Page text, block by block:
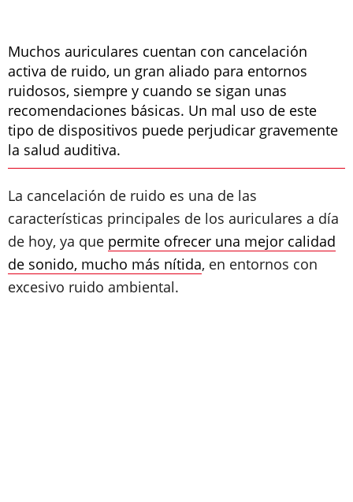
Muchos auriculares cuentan con cancelación
activa de ruido, un gran aliado para entornos
ruidosos, siempre y cuando se sigan unas
recomendaciones básicas. Un mal uso de este
tipo de dispositivos puede perjudicar gravemente
la salud auditiva.
La cancelación de ruido es una de las
características principales de los auriculares a día
de hoy, ya que permite ofrecer una mejor calidad
de sonido, mucho más nítida, en entornos con
excesivo ruido ambiental.